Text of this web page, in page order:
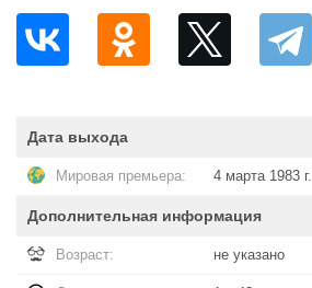
Дата выхода
Мировая премьера: 4 марта 1983 г.
Дополнительная информация
Возраст: не указано